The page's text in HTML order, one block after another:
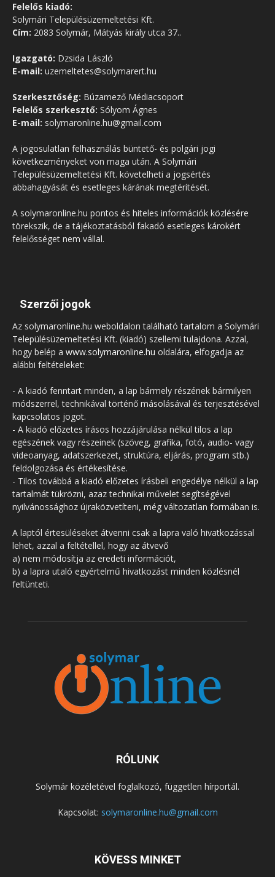
Felelős kiadó:
Solymári Településüzemeltetési Kft.
Cím: 2083 Solymár, Mátyás király utca 37..
Igazgató: Dzsida László
E-mail: uzemeltetes@solymarert.hu
Szerkesztőség: Búzamező Médiacsoport
Felelős szerkesztő: Sólyom Ágnes
E-mail: solymaronline.hu@gmail.com
A jogosulatlan felhasználás büntető- és polgári jogi
következményeket von maga után. A Solymári
Településüzemeltetési Kft. követelheti a jogsértés
abbahagyását és esetleges kárának megtérítését.
A solymaronline.hu pontos és hiteles információk közlésére
törekszik, de a tájékoztatásból fakadó esetleges károkért
felelősséget nem vállal.
Szerzői jogok
Az solymaronline.hu weboldalon található tartalom a Solymári
Településüzemeltetési Kft. (kiadó) szellemi tulajdona. Azzal,
hogy belép a www.solymaronline.hu oldalára, elfogadja az
alábbi feltételeket:
- A kiadó fenntart minden, a lap bármely részének bármilyen
módszerrel, technikával történő másolásával és terjesztésével
kapcsolatos jogot.
- A kiadó előzetes írásos hozzájárulása nélkül tilos a lap
egészének vagy részeinek (szöveg, grafika, fotó, audio- vagy
videoanyag, adatszerkezet, struktúra, eljárás, program stb.)
feldolgozása és értékesítése.
- Tilos továbbá a kiadó előzetes írásbeli engedélye nélkül a lap
tartalmát tükrözni, azaz technikai művelet segítségével
nyilvánossághoz újraközvetíteni, még változatlan formában is.
A laptól értesüléseket átvenni csak a lapra való hivatkozással
lehet, azzal a feltétellel, hogy az átvevő
a) nem módosítja az eredeti információt,
b) a lapra utaló egyértelmű hivatkozást minden közlésnél
feltünteti.
RÓLUNK
Solymár közéletével foglalkozó, független hírportál.
Kapcsolat: solymaronline.hu@gmail.com
KÖVESS MINKET